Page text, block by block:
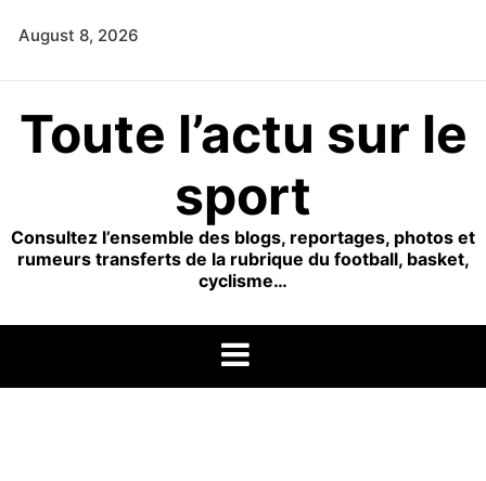
August 8, 2026
Toute l’actu sur le
sport
Consultez l’ensemble des blogs, reportages, photos et
rumeurs transferts de la rubrique du football, basket,
cyclisme…